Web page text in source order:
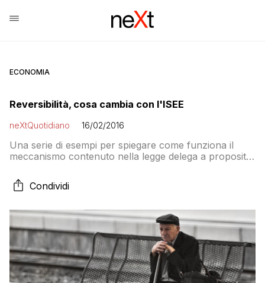
ECONOMIA
Reversibilità, cosa cambia con l'ISEE
neXtQuotidiano 16/02/2016
Una serie di esempi per spiegare come funziona il
meccanismo contenuto nella legge delega a proposito
componente reddituale dell’Indicatore di Situazione
Economica Equivalente. La vedova con tre
banca, la madre con due figli maggiorenni che
lavorano
Condividi